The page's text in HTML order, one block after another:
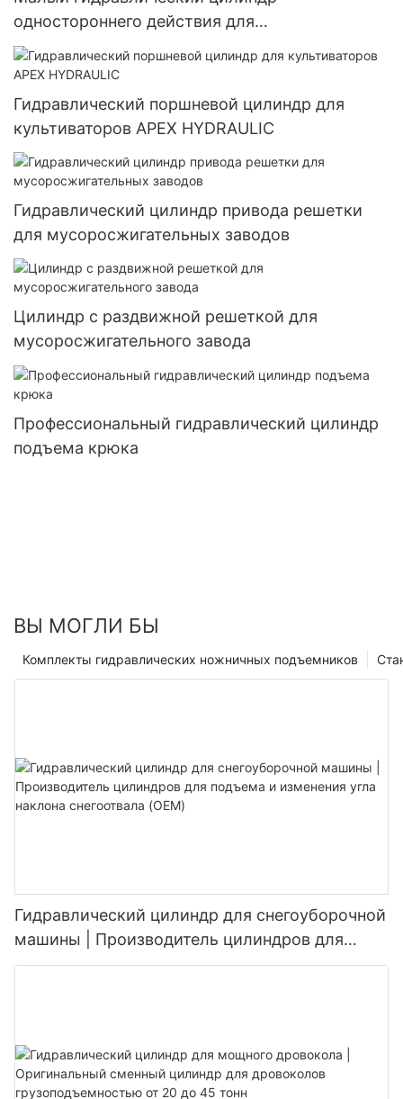
одностороннего действия для
сельскохозяйственных орудий
Гидравлический поршневой цилиндр для
культиваторов APEX HYDRAULIC
Гидравлический цилиндр привода решетки
для мусоросжигательных заводов
Цилиндр с раздвижной решеткой для
мусоросжигательного завода
Профессиональный гидравлический цилиндр
подъема крюка
ВЫ МОГЛИ БЫ
Комплекты гидравлических ножничных подъемников
Гидравлический цилиндр для снегоуборочной
машины | Производитель цилиндров для
подъема и изменения угла наклона